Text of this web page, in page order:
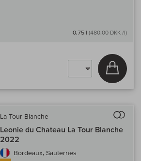
0,75 l (480,00 DKK /l)
Læg i
La Tour Blanche
Leonie du Chateau La Tour Blanche
2022
Bordeaux, Sauternes